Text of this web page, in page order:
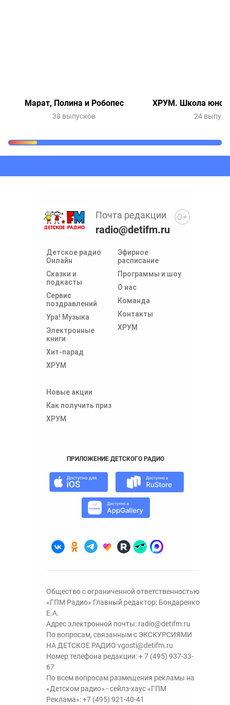
Марат, Полина и Робопес
38 выпусков
ХРУМ. Школа
24
Детское радио
Онлайн
Сказки и
подкасты
Сервис
поздравлений
Ура! Музыка
Электронные
книги
Хит-парад
ХРУМ
Эфирное
расписание
Программы и шоу
О нас
Команда
Контакты
ХРУМ
Новые акции
Как получить приз
ХРУМ
Почта редакции
radio@detifm.ru
ПРИЛОЖЕНИЕ ДЕТСКОГО РАДИО
0+
Общество с ограниченной ответственностью
«ГПМ Радио» Главный редактор: Бондаренко
Е.А.
Адрес электронной почты: radio@detifm.ru
По вопросам, связанным с ЭКСКУРСИЯМИ
НА ДЕТСКОЕ РАДИО vgosti@detifm.ru
Номер телефона редакции:+ 7 (495) 937-33-
67
По всем вопросам размещения рекламы на
«Детском радио» - сейлз-хаус «ГПМ
Реклама»:+7 (495) 921-40-41